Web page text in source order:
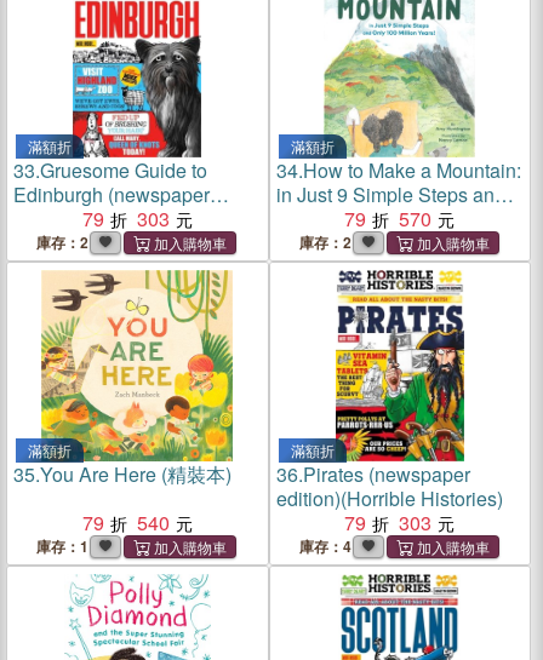
滿額折
33.Gruesome Guide to
Edinburgh (newspaper
edition)(Horrible Histories)
79 303
庫存：2
滿額折
34.How to Make a Mountain:
in Just 9 Simple Steps and
Only 100 Million Years! (精
裝本)
79 570
庫存：2
滿額折
35.You Are Here (精裝本)
79
540
庫存：1
滿額折
36.Pirates (newspaper
edition)(Horrible Histories)
79
303
庫存：4